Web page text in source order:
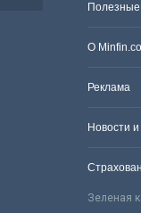
О
Реклама
Новости и
Зеленая